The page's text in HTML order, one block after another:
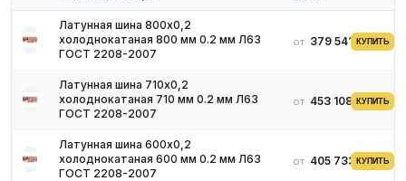
Латунная шина 800х0,2
холоднокатаная 800 мм 0.2 мм Л63
ГОСТ 2208-2007
от 379 541 ₽КУПИТЬ
Латунная шина 710х0,2
холоднокатаная 710 мм 0.2 мм Л63
ГОСТ 2208-2007
от 453 108 ₽КУПИТЬ
Латунная шина 600х0,2
холоднокатаная 600 мм 0.2 мм Л63
ГОСТ 2208-2007
от 405 733 ₽КУПИТЬ